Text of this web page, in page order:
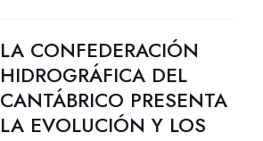
LA CONFEDERACIÓN
HIDROGRÁFICA DEL
CANTÁBRICO PRESENTA
LA EVOLUCIÓN Y LOS